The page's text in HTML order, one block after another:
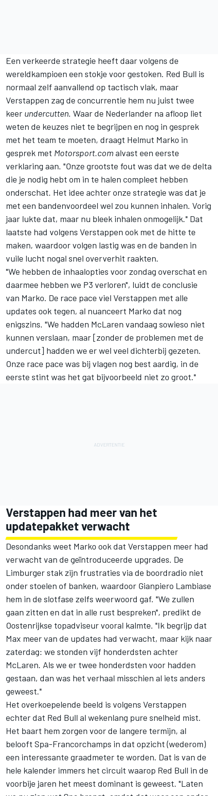
Een verkeerde strategie heeft daar volgens de
wereldkampioen een stokje voor gestoken. Red Bull is
normaal zelf aanvallend op tactisch vlak, maar
Verstappen zag de concurrentie hem nu juist twee
keer undercutten. Waar de Nederlander na afloop liet
weten de keuzes niet te begrijpen en nog in gesprek
met het team te moeten, draagt Helmut Marko in
gesprek met Motorsport.comalvast een eerste
verklaring aan. "Onze grootste fout was dat we de delta
die je nodig hebt om in te halen compleet hebben
onderschat. Het idee achter onze strategie was dat je
met een bandenvoordeel wel zou kunnen inhalen. Vorig
jaar lukte dat, maar nu bleek inhalen onmogelijk." Dat
laatste had volgens Verstappen ook met de hitte te
maken, waardoor volgen lastig was en de banden in
vuile lucht nogal snel oververhit raakten.
"We hebben de inhaalopties voor zondag overschat en
daarmee hebben we P3 verloren", luidt de conclusie
van Marko. De race pace viel Verstappen met alle
updates ook tegen, al nuanceert Marko dat nog
enigszins. "We hadden McLaren vandaag sowieso niet
kunnen verslaan, maar [zonder de problemen met de
undercut] hadden we er wel veel dichterbij gezeten.
Onze race pace was bij vlagen nog best aardig, in de
eerste stint was het gat bijvoorbeeld niet zo groot."
Verstappen had meer van het
updatepakket verwacht
Desondanks weet Marko ook dat Verstappen meer had
verwacht van de geïntroduceerde upgrades. De
Limburger stak zijn frustraties via de boordradio niet
onder stoelen of banken, waardoor Gianpiero Lambiase
hem in de slotfase zelfs weerwoord gaf. "We zullen
gaan zitten en dat in alle rust bespreken", predikt de
Oostenrijkse topadviseur vooral kalmte. "Ik begrijp dat
Max meer van de updates had verwacht, maar kijk naar
zaterdag: we stonden vijf honderdsten achter
McLaren. Als we er twee honderdsten voor hadden
gestaan, dan was het verhaal misschien al iets anders
geweest."
Het overkoepelende beeld is volgens Verstappen
echter dat Red Bull al wekenlang pure snelheid mist.
Het baart hem zorgen voor de langere termijn, al
belooft Spa-Francorchamps in dat opzicht (wederom)
een interessante graadmeter te worden. Dat is van de
hele kalender immers het circuit waarop Red Bull in de
voorbije jaren het meest dominant is geweest. "Laten